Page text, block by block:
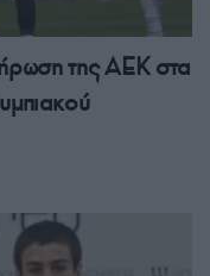
της ΑΕΚ στα